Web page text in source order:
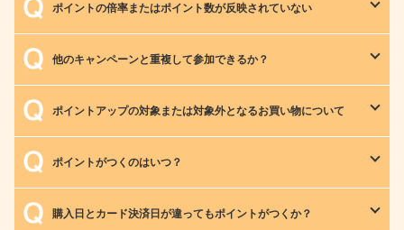
ポイントの倍率またはポイント数が反映されていない
他のキャンペーンと重複して参加できるか？
ポイントアップの対象または対象外となるお買い物について
ポイントがつくのはいつ？
購入日とカード決済日が違ってもポイントがつくか？